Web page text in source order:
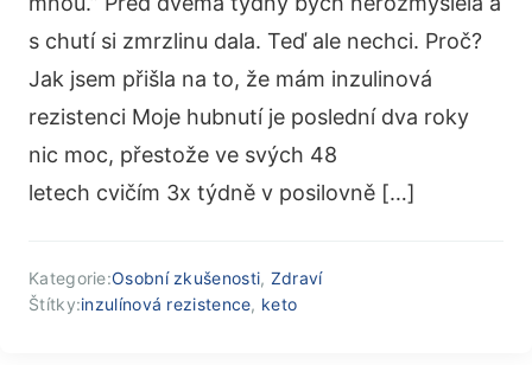
s chutí si zmrzlinu dala. Teď ale nechci. Proč?
Jak jsem přišla na to, že mám inzulinová
rezistenci Moje hubnutí je poslední dva roky
nic moc, přestože ve svých 48
letech cvičím 3x týdně v posilovně […]
Kategorie:Osobní zkušenosti, Zdraví
Štítky:inzulínová rezistence, keto